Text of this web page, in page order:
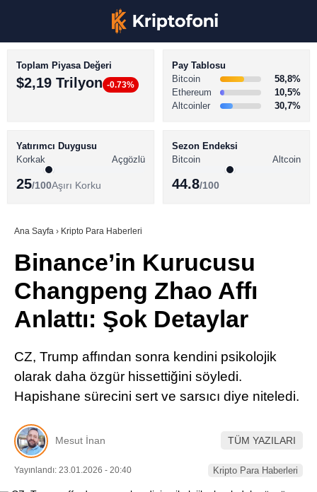
Youtube
TikTok
Pinterest
LinkedIn
BİTCOİN HABERLERİ
ALTCOİN HABERLERİ
SÖZLÜK
Toplam Piyasa Değeri
$2,19 Trilyon -0.73%
Pay Tablosu
Bitcoin
58,8%
Ethereum
10,5%
Altcoinler
30,7%
Yatırımcı Duygusu
Korkak
Açgözlü
25/100Aşırı Korku
Sezon Endeksi
Bitcoin
Altcoin
44.8/100
Ana Sayfa › Kripto Para Haberleri
Binance’in Kurucusu
Changpeng Zhao Affı
Anlattı: Şok Detaylar
CZ, Trump affından sonra kendini psikolojik
olarak daha özgür hissettiğini söyledi.
Hapishane sürecini sert ve sarsıcı diye niteledi.
Mesut İnan TÜM YAZILARI
Yayınlandı: 23.01.2026 - 20:40 Kripto Para Haberleri